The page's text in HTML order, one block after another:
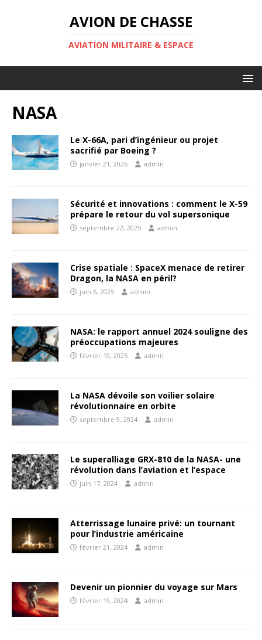
AVION DE CHASSE
AVIATION MILITAIRE & ESPACE
NASA
Le X-66A, pari d’ingénieur ou projet
sacrifié par Boeing ?
janvier 21, 2026 admin
Sécurité et innovations : comment le X-59
prépare le retour du vol supersonique
septembre 22, 2025 admin
Crise spatiale : SpaceX menace de retirer
Dragon, la NASA en péril?
juin 6, 2025 admin
NASA: le rapport annuel 2024 souligne des
préoccupations majeures
février 10, 2025 admin
La NASA dévoile son voilier solaire
révolutionnaire en orbite
septembre 9, 2024 admin
Le superalliage GRX-810 de la NASA- une
révolution dans l’aviation et l’espace
juin 17, 2024 admin
Atterrissage lunaire privé: un tournant
pour l’industrie américaine
février 21, 2024 admin
Devenir un pionnier du voyage sur Mars
février 19, 2024 admin